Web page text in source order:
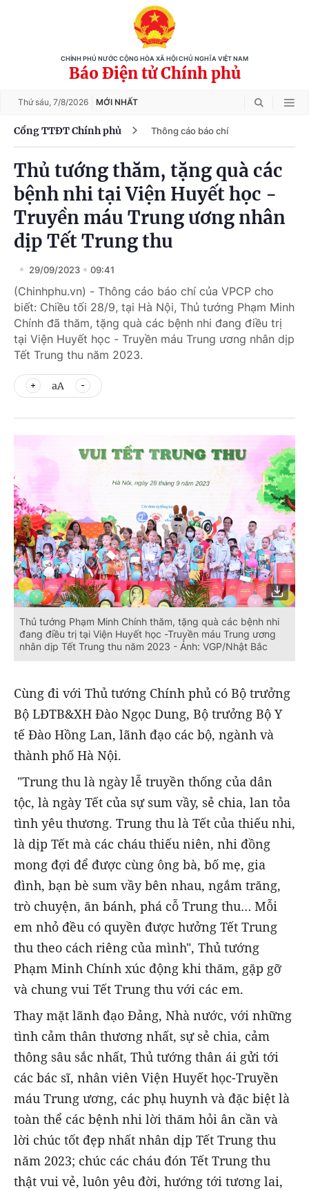
CHÍNH PHỦ NƯỚC CỘNG HÒA XÃ HỘI CHỦ NGHĨA VIỆT NAM
Báo Điện tử Chính phủ
Thứ sáu, 7/8/2026 MỚI NHẤT
Cổng TTĐT Chính phủ Thông cáo báo chí
Thủ tướng thăm, tặng quà các
bệnh nhi tại Viện Huyết học -
Truyền máu Trung ương nhân
dịp Tết Trung thu
29/09/2023 09:41
(Chinhphu.vn) - Thông cáo báo chí của VPCP cho
biết: Chiều tối 28/9, tại Hà Nội, Thủ tướng Phạm Minh
Chính đã thăm, tặng quà các bệnh nhi đang điều trị
tại Viện Huyết học - Truyền máu Trung ương nhân dịp
Tết Trung thu năm 2023.
aA
Thủ tướng Phạm Minh Chính thăm, tặng quà các bệnh nhi
đang điều trị tại Viện Huyết học -Truyền máu Trung ương
nhân dịp Tết Trung thu năm 2023 - Ảnh: VGP/Nhật Bắc
Cùng đi với Thủ tướng Chính phủ có Bộ trưởng
Bộ LĐTB&XH Đào Ngọc Dung, Bộ trưởng Bộ Y
tế Đào Hồng Lan, lãnh đạo các bộ, ngành và
thành phố Hà Nội.
"Trung thu là ngày lễ truyền thống của dân
tộc, là ngày Tết của sự sum vầy, sẻ chia, lan tỏa
tình yêu thương. Trung thu là Tết của thiếu nhi,
là dịp Tết mà các cháu thiếu niên, nhi đồng
mong đợi để được cùng ông bà, bố mẹ, gia
đình, bạn bè sum vầy bên nhau, ngắm trăng,
trò chuyện, ăn bánh, phá cỗ Trung thu… Mỗi
em nhỏ đều có quyền được hưởng Tết Trung
thu theo cách riêng của mình", Thủ tướng
Phạm Minh Chính xúc động khi thăm, gặp gỡ
và chung vui Tết Trung thu với các em.
Thay mặt lãnh đạo Đảng, Nhà nước, với những
tình cảm thân thương nhất, sự sẻ chia, cảm
thông sâu sắc nhất, Thủ tướng thân ái gửi tới
các bác sĩ, nhân viên Viện Huyết học-Truyền
máu Trung ương, các phụ huynh và đặc biệt là
toàn thể các bệnh nhi lời thăm hỏi ân cần và
lời chúc tốt đẹp nhất nhân dịp Tết Trung thu
năm 2023; chúc các cháu đón Tết Trung thu
thật vui vẻ, luôn yêu đời, hướng tới tương lai,